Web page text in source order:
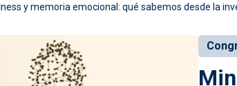
y memoria emocional: qué sabemos desde la